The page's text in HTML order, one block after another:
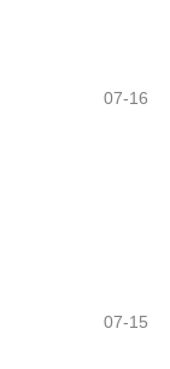
07-16
07-15